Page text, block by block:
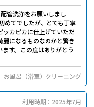
管洗浄をお願いしまし
めてでしたが、とても丁寧
ッカピカに仕上げていただ
麗になるものなのかと驚き
す。この度はありがとう
お風呂（浴室）クリーニング
利用時期：2025年7月